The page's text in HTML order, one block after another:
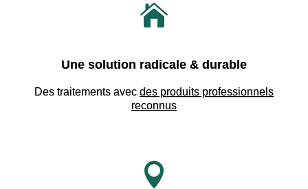

Une solution radicale & durable
Des traitements avec des produits professionnels
reconnus
